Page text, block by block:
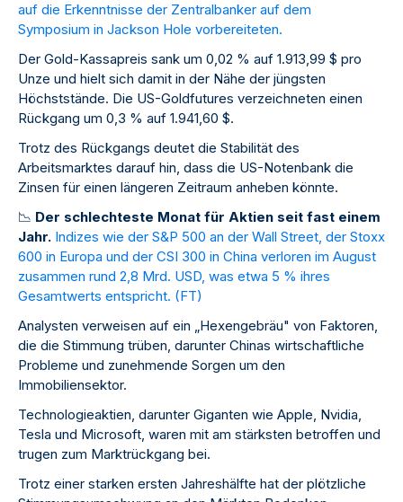
auf die Erkenntnisse der Zentralbanker auf dem
Symposium in Jackson Hole vorbereiteten.
Der Gold-Kassapreis sank um 0,02 % auf 1.913,99 $ pro
Unze und hielt sich damit in der Nähe der jüngsten
Höchststände. Die US-Goldfutures verzeichneten einen
Rückgang um 0,3 % auf 1.941,60 $.
Trotz des Rückgangs deutet die Stabilität des
Arbeitsmarktes darauf hin, dass die US-Notenbank die
Zinsen für einen längeren Zeitraum anheben könnte.
📉 Der schlechteste Monat für Aktien seit fast einem
Jahr. Indizes wie der S&P 500 an der Wall Street, der Stoxx
600 in Europa und der CSI 300 in China verloren im August
zusammen rund 2,8 Mrd. USD, was etwa 5 % ihres
Gesamtwerts entspricht. (FT)
Analysten verweisen auf ein „Hexengebräu" von Faktoren,
die die Stimmung trüben, darunter Chinas wirtschaftliche
Probleme und zunehmende Sorgen um den
Immobiliensektor.
Technologieaktien, darunter Giganten wie Apple, Nvidia,
Tesla und Microsoft, waren mit am stärksten betroffen und
trugen zum Marktrückgang bei.
Trotz einer starken ersten Jahreshälfte hat der plötzliche